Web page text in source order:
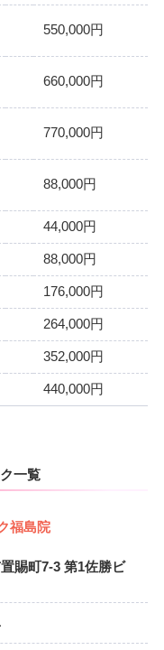
550,000円
660,000円
770,000円
88,000円
44,000円
88,000円
176,000円
264,000円
352,000円
440,000円
一覧
福島院
賜町7-3 第1佐勝ビ